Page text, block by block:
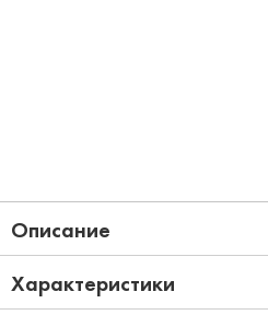
Описание
Характеристики